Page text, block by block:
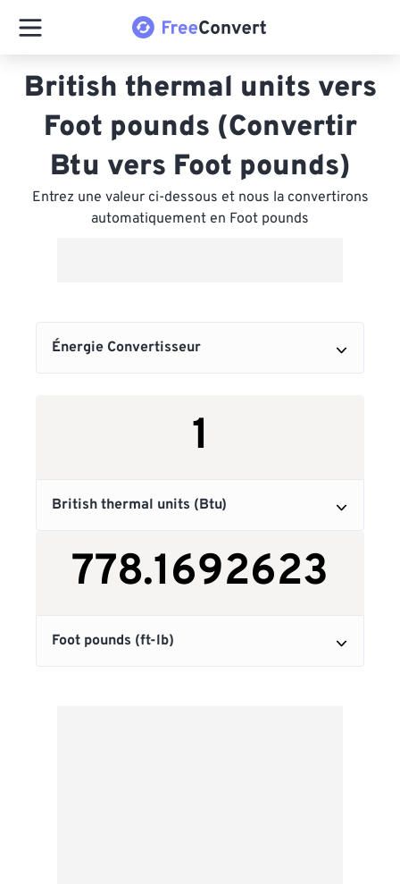
British thermal units vers
Foot pounds (Convertir
Btu vers Foot pounds)
Entrez une valeur ci-dessous et nous la convertirons
automatiquement en Foot pounds